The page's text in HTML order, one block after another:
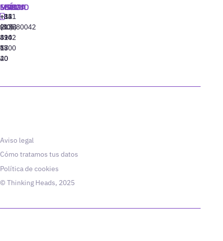
MADRID
+34
91
310
77
40
MIAMI
+1
(305)
424
13
20
SEÚL
+82
(10)
8942
6800
LISBOA
‪+351
213880042
Aviso legal
Cómo tratamos tus datos
Política de cookies
© Thinking Heads, 2025